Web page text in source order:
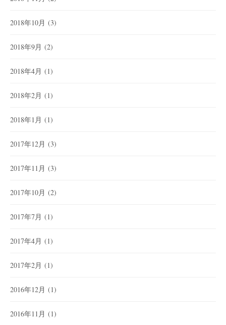
2018年10月 (3)
2018年9月 (2)
2018年4月 (1)
2018年2月 (1)
2018年1月 (1)
2017年12月 (3)
2017年11月 (3)
2017年10月 (2)
2017年7月 (1)
2017年4月 (1)
2017年2月 (1)
2016年12月 (1)
2016年11月 (1)